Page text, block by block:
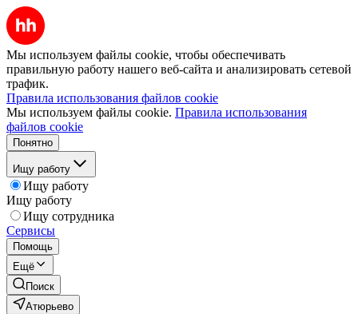
Мы используем файлы cookie, чтобы обеспечивать
правильную работу нашего веб-сайта и анализировать сетевой
трафик.
Правила использования файлов cookie
Мы используем файлы cookie. Правила использования
файлов cookie
Понятно
Ищу работу
Ищу работу
Ищу работу
Ищу сотрудника
Сервисы
Помощь
Ещё
Поиск
Атюрьево